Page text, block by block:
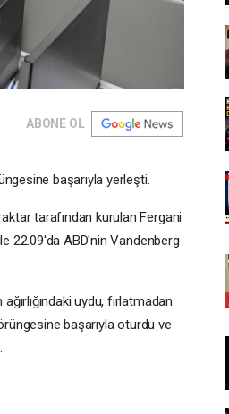
ABONE OL
başarıyla yerleşti.
tarafından kurulan Fergani
22.09'da ABD'nin Vandenberg
uydu, fırlatmadan
başarıyla oturdu ve